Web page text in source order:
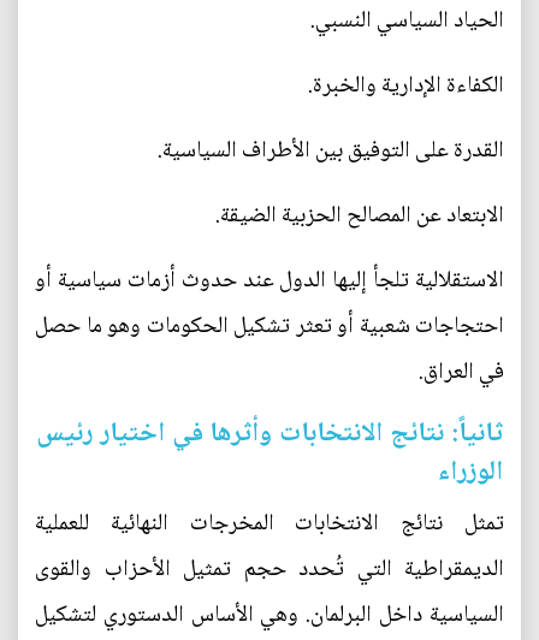
الحياد السياسي النسبي.
الكفاءة الإدارية والخبرة.
القدرة على التوفيق بين الأطراف السياسية.
الابتعاد عن المصالح الحزبية الضيقة.
الاستقلالية تلجأ إليها الدول عند حدوث أزمات سياسية أو
احتجاجات شعبية أو تعثر تشكيل الحكومات وهو ما حصل
في العراق.
ثانياً: نتائج الانتخابات وأثرها في اختيار رئيس
الوزراء
تمثل نتائج الانتخابات المخرجات النهائية للعملية
الديمقراطية التي تُحدد حجم تمثيل الأحزاب والقوى
السياسية داخل البرلمان. وهي الأساس الدستوري لتشكيل